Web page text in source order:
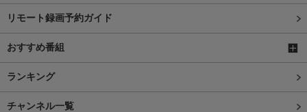
リモート録画予約ガイド
おすすめ番組
ランキング
チャンネル一覧